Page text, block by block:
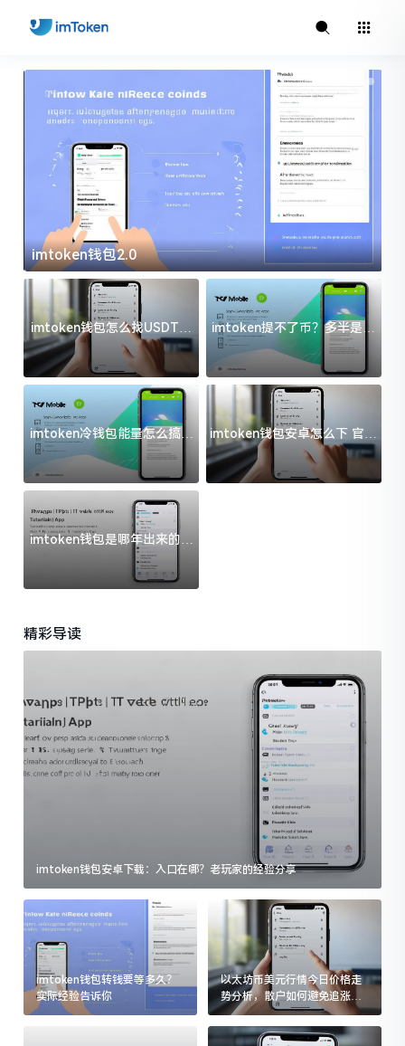
imtoken钱包2.0
imtoken钱包怎么找USDT地
址？三步搞定不踩坑
imtoken提不了币？多半是这
几件事没处理好
imtoken冷钱包能量怎么搞？
过来人告诉你门道
imtoken钱包安卓怎么下 官方
渠道避坑指南
imtoken钱包是哪年出来的？
一文给你说清楚
精彩导读
imtoken钱包安卓下载：入口在哪？老玩家的经验分享
imtoken钱包转钱要等多久？
实际经验告诉你
以太坊币美元行情今日价格走
势分析，散户如何避免追涨杀
跌被套牢